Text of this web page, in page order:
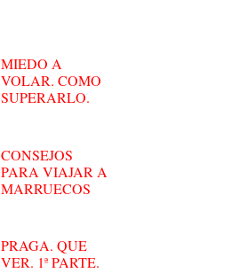
MIEDO A
VOLAR. COMO
SUPERARLO.
CONSEJOS
PARA VIAJAR A
MARRUECOS
PRAGA. QUE
VER. 1ª PARTE.